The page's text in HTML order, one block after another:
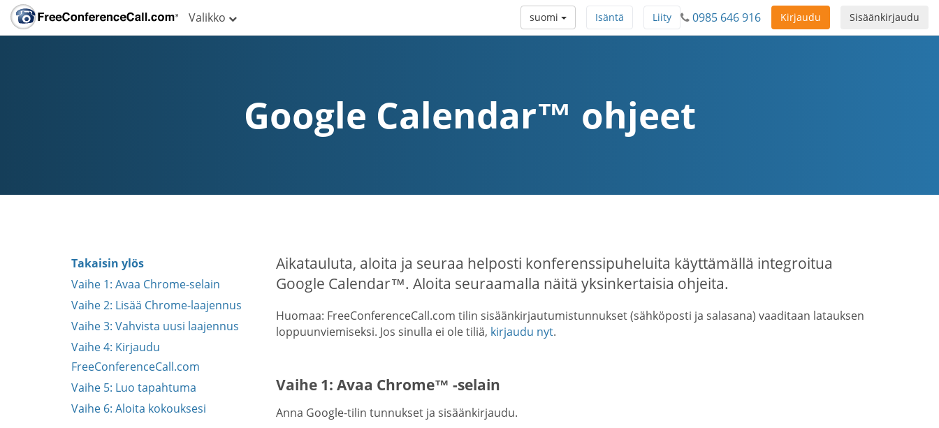
Valikko Sisäänkirjaudu
Kirjaudu
0985 646 916
Liity
Isäntä
suomi
Google Calendar™ ohjeet
Takaisin ylös
Vaihe 1: Avaa Chrome-selain
Vaihe 2: Lisää Chrome-laajennus
Vaihe 3: Vahvista uusi laajennus
Vaihe 4: Kirjaudu
FreeConferenceCall.com
Vaihe 5: Luo tapahtuma
Vaihe 6: Aloita kokouksesi
Aikatauluta, aloita ja seuraa helposti konferenssipuheluita käyttämällä integroitua
Google Calendar™. Aloita seuraamalla näitä yksinkertaisia ohjeita.
Huomaa: FreeConferenceCall.com tilin sisäänkirjautumistunnukset (sähköposti ja salasana) vaaditaan latauksen
loppuunviemiseksi. Jos sinulla ei ole tiliä, kirjaudu nyt.
Vaihe 1: Avaa Chrome™ -selain
Anna Google-tilin tunnukset ja sisäänkirjaudu.